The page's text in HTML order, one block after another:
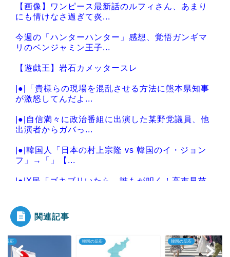
【画像】ワンピース最新話のルフィさん、あまり
にも情けなさ過ぎて炎...
今週の「ハンターハンター」感想、覚悟ガンギマ
リのベンジャミン王子...
【遊戯王】岩石カメッタースレ
|●|「貴様らの現場を混乱させる方法に熊本県知事
が激怒してんだよ...
|●|自信満々に政治番組に出演した某野党議員、他
出演者からガバっ...
|●|韓国人「日本の村上宗隆 vs 韓国のイ・ジョン
フ」→「」【...
|●|X民「ゴキブリいたら、誰もが叩く！高市早苗
Powered by livedoor 相互RSS
関連記事
反応 韓国の反応 韓国の反応